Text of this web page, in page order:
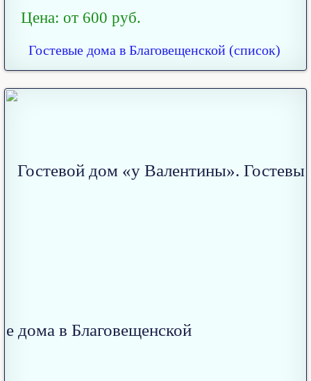
Цена: от 600 руб.
Гостевые дома в Благовещенской (список)